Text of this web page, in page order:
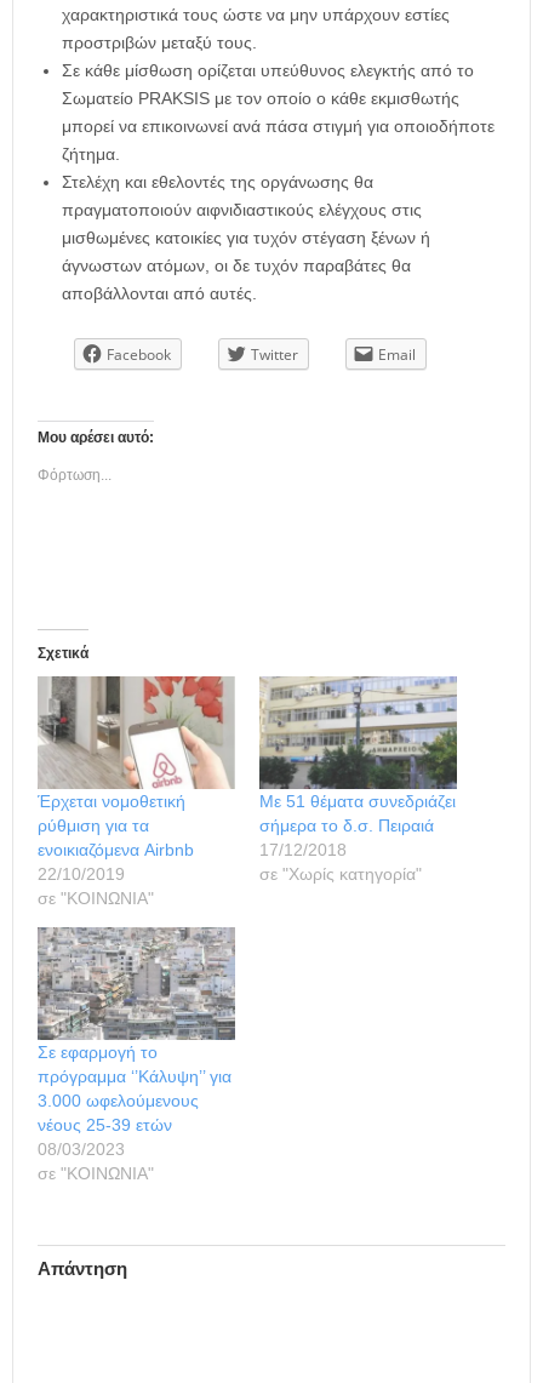
χαρακτηριστικά τους ώστε να μην υπάρχουν εστίες
προστριβών μεταξύ τους.
Σε κάθε μίσθωση ορίζεται υπεύθυνος ελεγκτής από το
Σωματείο PRAKSIS με τον οποίο ο κάθε εκμισθωτής
μπορεί να επικοινωνεί ανά πάσα στιγμή για οποιοδήποτε
ζήτημα.
Στελέχη και εθελοντές της οργάνωσης θα
πραγματοποιούν αιφνιδιαστικούς ελέγχους στις
μισθωμένες κατοικίες για τυχόν στέγαση ξένων ή
άγνωστων ατόμων, οι δε τυχόν παραβάτες θα
αποβάλλονται από αυτές.
Facebook Twitter Email
Μου αρέσει αυτό:
Φόρτωση...
Σχετικά
Έρχεται νομοθετική
ρύθμιση για τα
ενοικιαζόμενα Airbnb
22/10/2019
σε "ΚΟΙΝΩΝΙΑ"
Με 51 θέματα συνεδριάζει
σήμερα το δ.σ. Πειραιά
17/12/2018
σε "Χωρίς κατηγορία"
Σε εφαρμογή το
πρόγραμμα ‘’Κάλυψη’’ για
3.000 ωφελούμενους
νέους 25-39 ετών
08/03/2023
σε "ΚΟΙΝΩΝΙΑ"
Απάντηση